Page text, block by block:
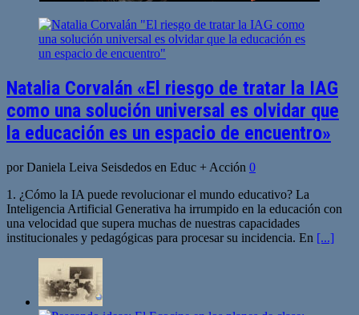
Natalia Corvalán «El riesgo de tratar la IAG
como una solución universal es olvidar que
la educación es un espacio de encuentro»
por Daniela Leiva Seisdedos en Educ + Acción 0
1. ¿Cómo la IA puede revolucionar el mundo educativo? La
Inteligencia Artificial Generativa ha irrumpido en la educación con
una velocidad que supera muchas de nuestras capacidades
institucionales y pedagógicas para procesar su incidencia. En [...]